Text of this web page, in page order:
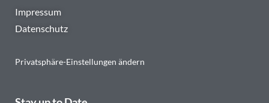
Impressum
Datenschutz
Privatsphäre-Einstellungen ändern